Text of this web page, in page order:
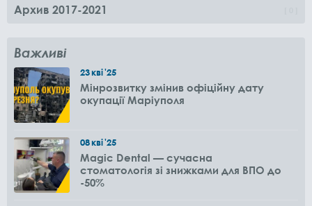
Архив 2017-2021
Важливі
23кві'25
Мінрозвитку змінив офіційну дату
окупації Маріуполя
08кві'25
Magic Dental — сучасна
стоматологія зі знижками для ВПО до
-50%